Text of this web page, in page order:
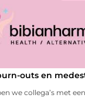
outs en
we collega’s met